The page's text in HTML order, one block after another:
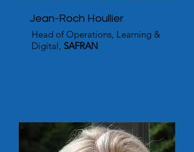
Jean-Roch Houllier
Head of Operations, Learning &
Digital, SAFRAN